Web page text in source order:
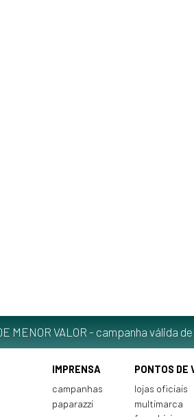
MENOR VALOR - campanha válida de
IMPRENSA
campanhas
paparazzi
PONTOS DE
lojas oficiais
multimarca